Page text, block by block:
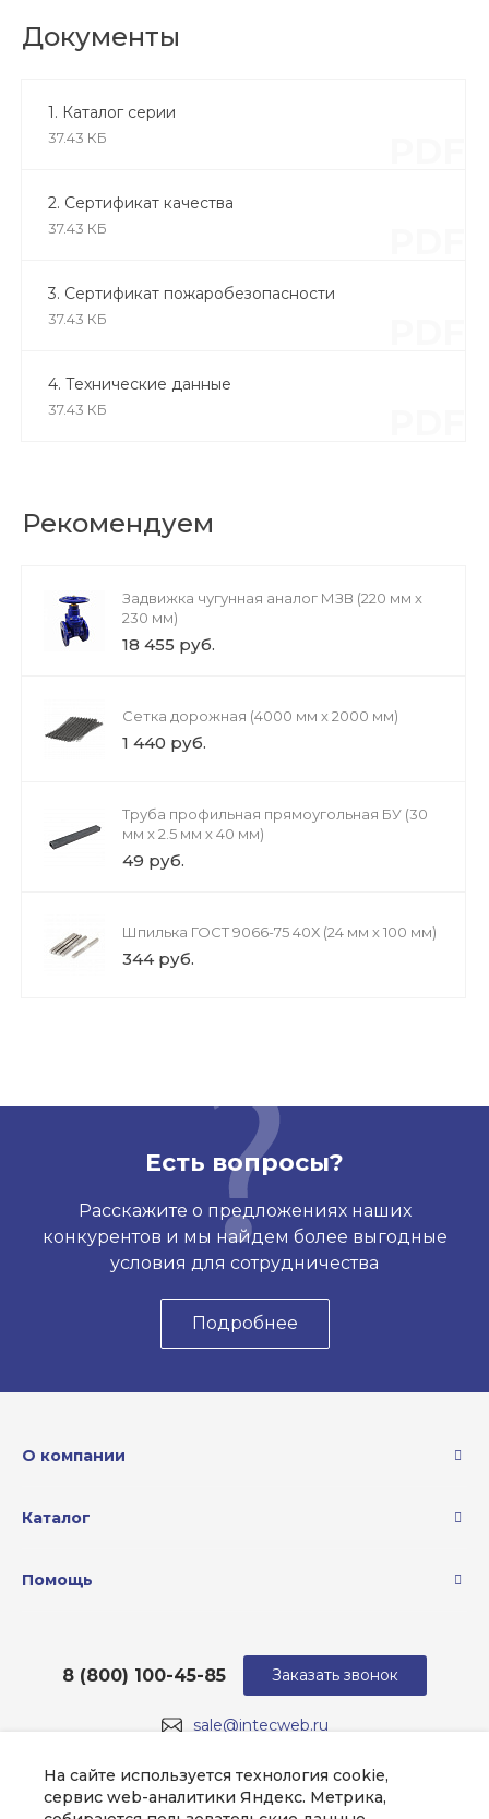
На сайте используется технология cookie,
сервис web-аналитики Яндекс. Метрика,
Документы
1. Каталог серии
37.43 КБ
2. Сертификат качества
37.43 КБ
3. Сертификат пожаробезопасности
37.43 КБ
4. Технические данные
37.43 КБ
Рекомендуем
Задвижка чугунная аналог МЗВ (220 мм х
230 мм)
18 455 руб.
Сетка дорожная (4000 мм х 2000 мм)
1 440 руб.
Труба профильная прямоугольная БУ (30
мм х 2.5 мм х 40 мм)
49 руб.
Шпилька ГОСТ 9066-75 40Х (24 мм х 100 мм)
344 руб.
Есть вопросы?
Расскажите о предложениях наших
конкурентов и мы найдем более выгодные
условия для сотрудничества
Подробнее
О компании
Каталог
Помощь
sale@intecweb.ru
8 (800) 100-45-85
г. Москва, ул. Люсиновская, д. 39
Заказать звонок